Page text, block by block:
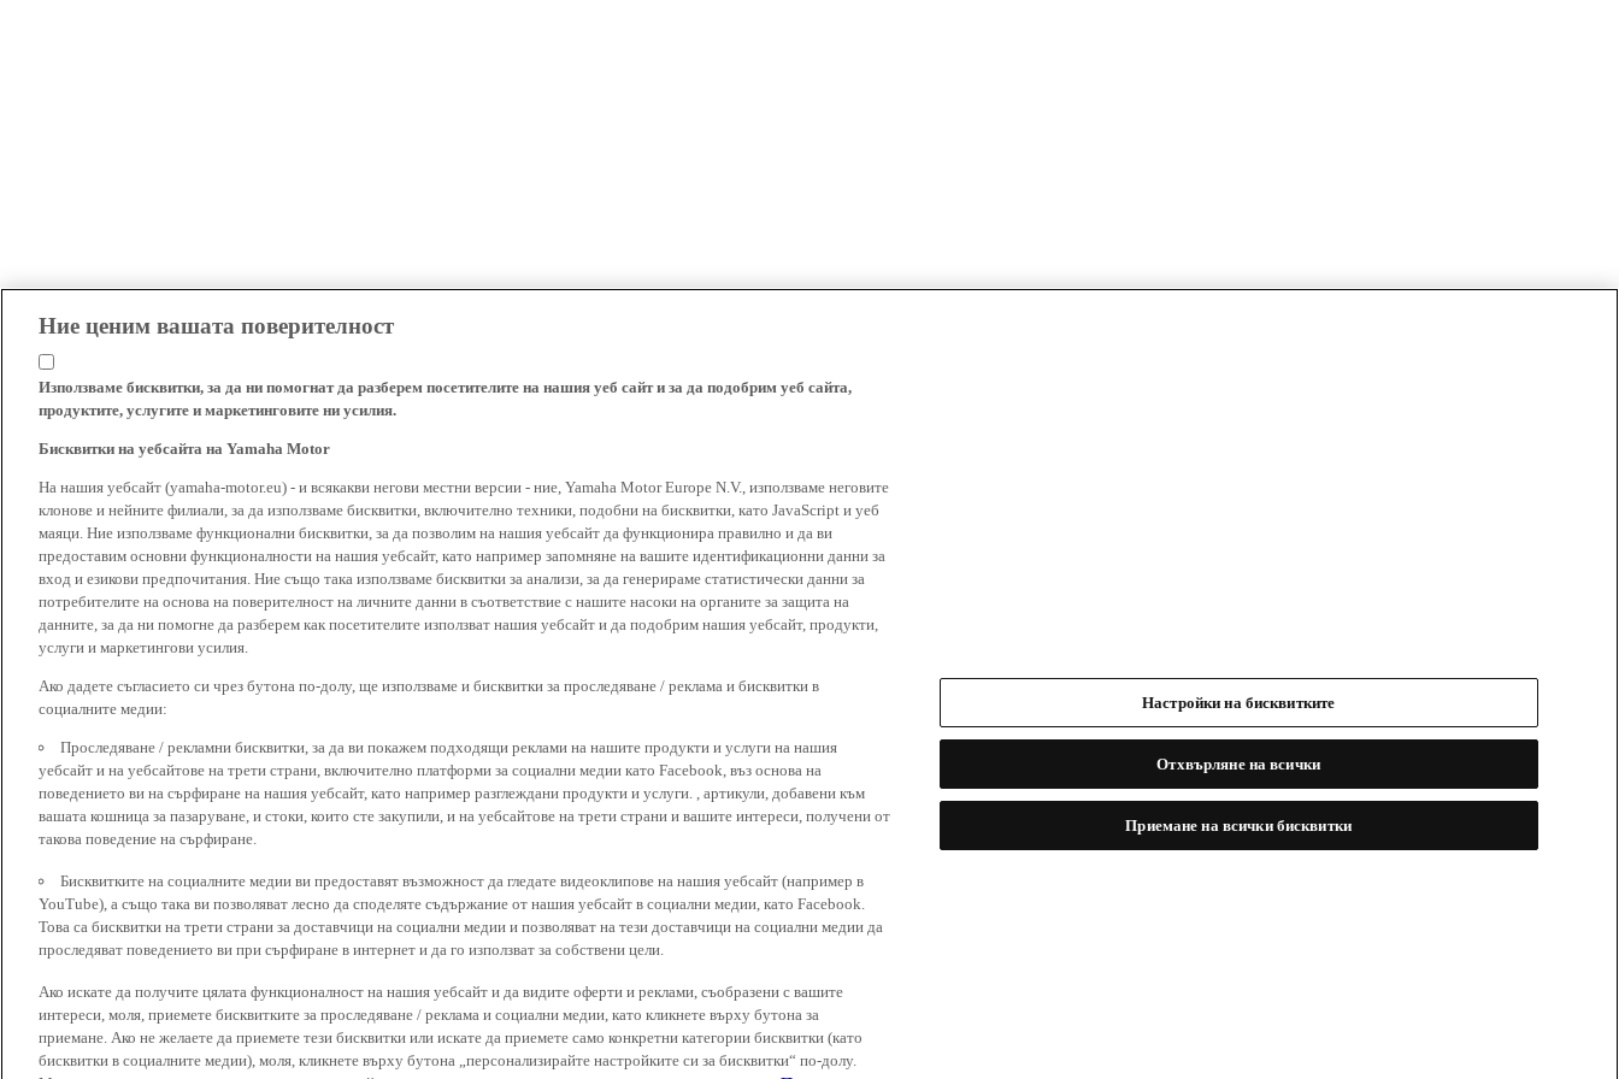
Ние ценим вашата поверителност
Използваме бисквитки, за да ни помогнат да разберем посетителите на нашия уеб сайт и за да подобрим уеб сайта,
продуктите, услугите и маркетинговите ни усилия.
Бисквитки на уебсайта на Yamaha Motor
На нашия уебсайт (yamaha-motor.eu) - и всякакви негови местни версии - ние, Yamaha Motor Europe N.V., използваме неговите
клонове и нейните филиали, за да използваме бисквитки, включително техники, подобни на бисквитки, като JavaScript и уеб
маяци. Ние използваме функционални бисквитки, за да позволим на нашия уебсайт да функционира правилно и да ви
предоставим основни функционалности на нашия уебсайт, като например запомняне на вашите идентификационни данни за
вход и езикови предпочитания. Ние също така използваме бисквитки за анализи, за да генерираме статистически данни за
потребителите на основа на поверителност на личните данни в съответствие с нашите насоки на органите за защита на
данните, за да ни помогне да разберем как посетителите използват нашия уебсайт и да подобрим нашия уебсайт, продукти,
услуги и маркетингови усилия.
Ако дадете съгласието си чрез бутона по-долу, ще използваме и бисквитки за проследяване / реклама и бисквитки в
социалните медии:
Проследяване / рекламни бисквитки, за да ви покажем подходящи реклами на нашите продукти и услуги на нашия
уебсайт и на уебсайтове на трети страни, включително платформи за социални медии като Facebook, въз основа на
поведението ви на сърфиране на нашия уебсайт, като например разглеждани продукти и услуги. , артикули, добавени към
вашата кошница за пазаруване, и стоки, които сте закупили, и на уебсайтове на трети страни и вашите интереси, получени от
такова поведение на сърфиране.
Бисквитките на социалните медии ви предоставят възможност да гледате видеоклипове на нашия уебсайт (например в
YouTube), а също така ви позволяват лесно да споделяте съдържание от нашия уебсайт в социални медии, като Facebook.
Това са бисквитки на трети страни за доставчици на социални медии и позволяват на тези доставчици на социални медии да
проследяват поведението ви при сърфиране в интернет и да го използват за собствени цели.
Ако искате да получите цялата функционалност на нашия уебсайт и да видите оферти и реклами, съобразени с вашите
интереси, моля, приемете бисквитките за проследяване / реклама и социални медии, като кликнете върху бутона за
приемане. Ако не желаете да приемете тези бисквитки или искате да приемете само конкретни категории бисквитки (като
бисквитки в социалните медии), моля, кликнете върху бутона „персонализирайте настройките си за бисквитки“ по-долу.
Настройки на бисквитките
Отхвърляне на всички
Приемане на всички бисквитки